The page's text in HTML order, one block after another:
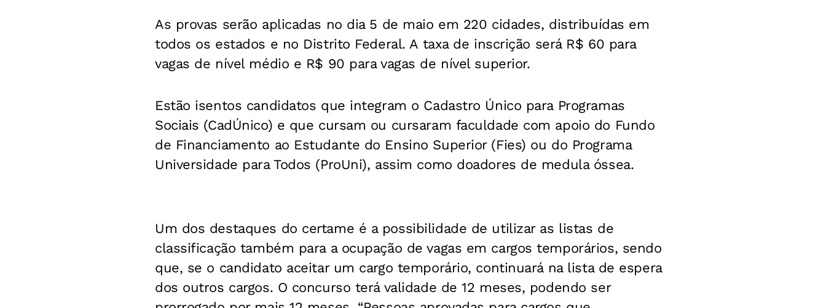
As provas serão aplicadas no dia 5 de maio em 220 cidades, distribuídas em
todos os estados e no Distrito Federal. A taxa de inscrição será R$ 60 para
vagas de nível médio e R$ 90 para vagas de nível superior.
Estão isentos candidatos que integram o Cadastro Único para Programas
Sociais (CadÚnico) e que cursam ou cursaram faculdade com apoio do Fundo
de Financiamento ao Estudante do Ensino Superior (Fies) ou do Programa
Universidade para Todos (ProUni), assim como doadores de medula óssea.
Um dos destaques do certame é a possibilidade de utilizar as listas de
classificação também para a ocupação de vagas em cargos temporários, sendo
que, se o candidato aceitar um cargo temporário, continuará na lista de espera
dos outros cargos. O concurso terá validade de 12 meses, podendo ser